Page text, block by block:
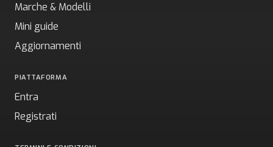
Marche & Modelli
Mini guide
Aggiornamenti
PIATTAFORMA
Entra
Registrati